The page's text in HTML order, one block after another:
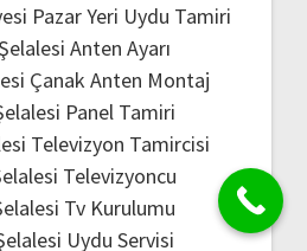
Pazar Yeri Uydu Tamiri
Anten Ayarı
Çanak Anten Montaj
Panel Tamiri
Televizyon Tamircisi
Televizyoncu
Tv Kurulumu
Uydu Servisi